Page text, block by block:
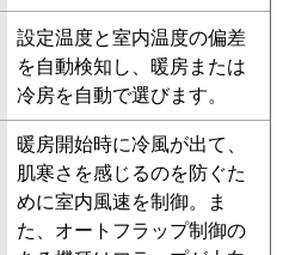
PA-P80F7GN PA-
PA-P80F6GNB PA-
PA-P80F6G PA-
設定温度と室内温度の偏差
を自動検知し、暖房または
冷房を自動で選びます。
暖房開始時に冷風が出て、
肌寒さを感じるのを防ぐた
めに室内風速を制御。ま
た、オートフラップ制御の